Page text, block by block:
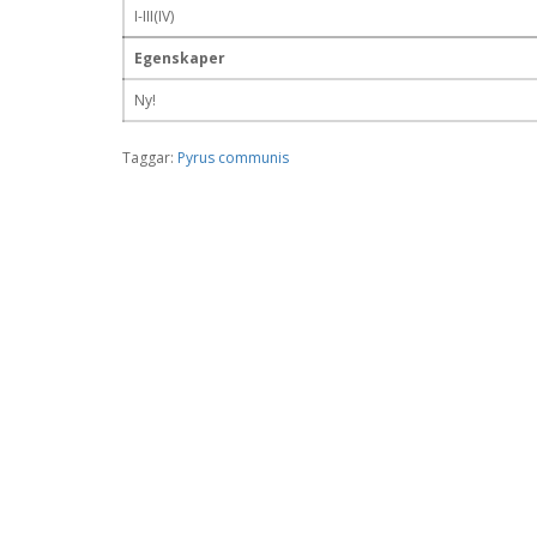
I-III(IV)
Egenskaper
Ny!
Taggar: Pyrus communis